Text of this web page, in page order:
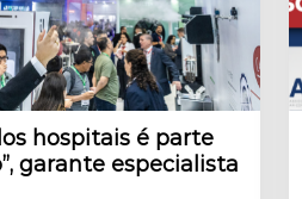
hospitais é parte
garante especialista